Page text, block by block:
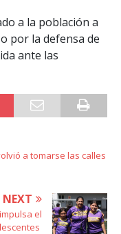
a la población a
por la defensa de
ante las
a tomarse las calles
NEXT
el